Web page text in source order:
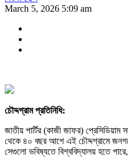
March 5, 2026 5:09 am
চৌদ্দগ্রাম প্রতিনিধি:
জাতীয় পার্টির (কাজী জাফর)
থেকে ৪০ বছর আগে এই চৌদ্দগ্রামে
সেগুলো ভবিষ্যতে বিশ্ববিদ্যালয় হতে